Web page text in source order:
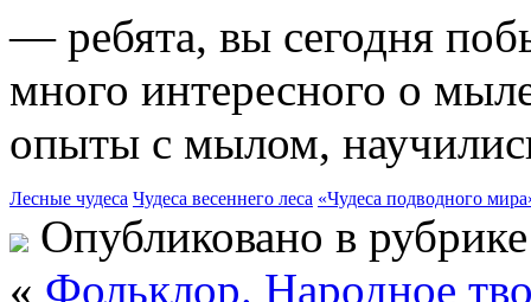
— ребята, вы сегодня
много интересного о
опыты с мылом,
Лесные чудеса Чудеса весеннего леса «Чудеса подводного
Опубликовано в
« Фольклор. Народное